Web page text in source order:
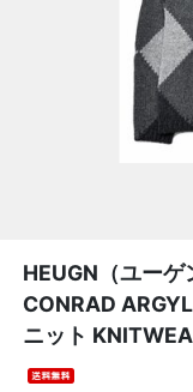
HEUGN（ユーゲ
CONRAD
ニット